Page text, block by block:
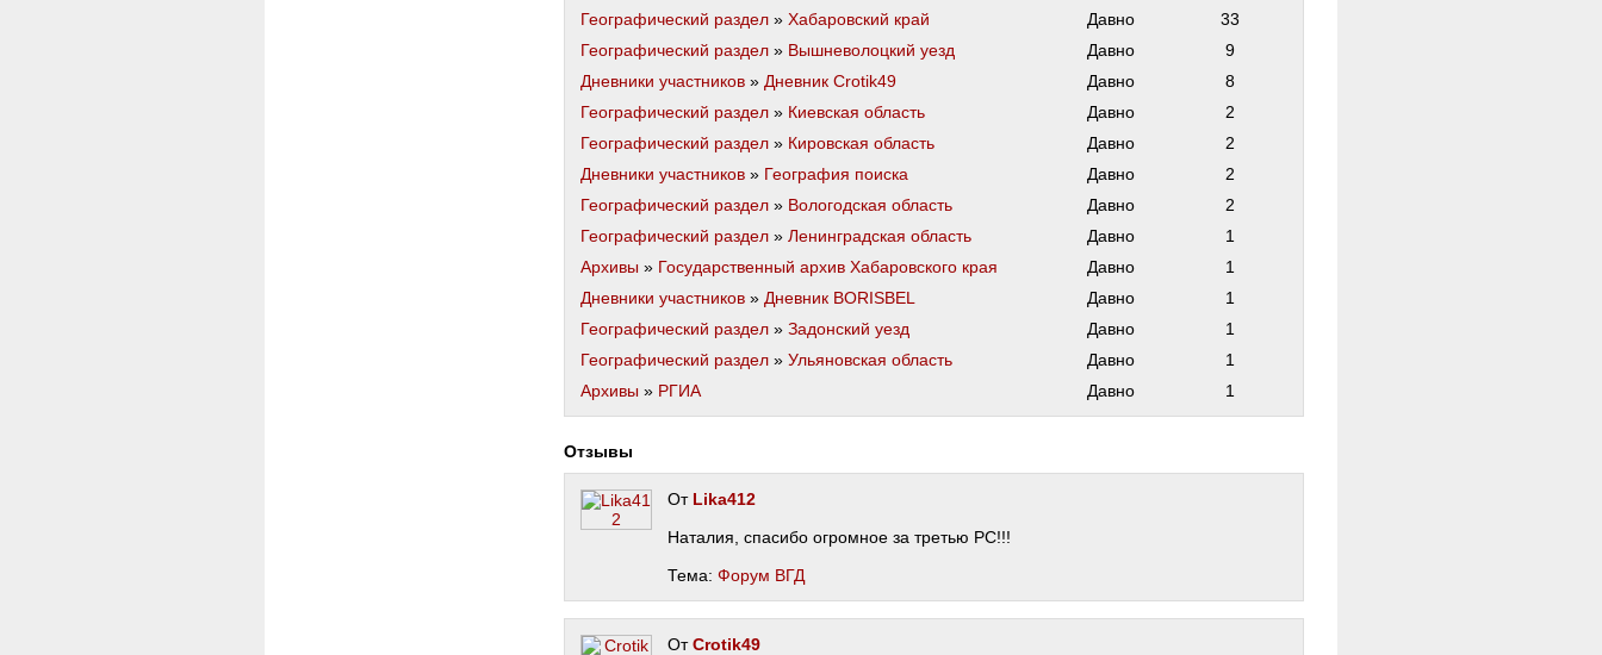
Географический раздел » Хабаровский край Давно
33
Географический раздел » Вышневолоцкий уезд Давно
9
Дневники участников » Дневник Crotik49 Давно
8
Географический раздел » Киевская область Давно
2
Географический раздел » Кировская область Давно
2
Дневники участников » География поиска Давно
2
Географический раздел » Вологодская область Давно
2
Географический раздел » Ленинградская область Давно
1
Архивы » Государственный архив Хабаровского края Давно
1
Дневники участников » Дневник BORISBEL Давно
1
Географический раздел » Задонский уезд Давно
1
Географический раздел » Ульяновская область Давно
1
Архивы » РГИА Давно 1
Отзывы
От Lika412
Наталия, спасибо огромное за третью РС!!!
Тема: Форум ВГД
ОтCrotik49